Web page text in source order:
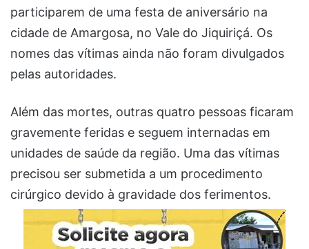
participarem de uma festa de aniversário na
cidade de Amargosa, no Vale do Jiquiriçá. Os
nomes das vítimas ainda não foram divulgados
pelas autoridades.
Além das mortes, outras quatro pessoas ficaram
gravemente feridas e seguem internadas em
unidades de saúde da região. Uma das vítimas
precisou ser submetida a um procedimento
cirúrgico devido à gravidade dos ferimentos.